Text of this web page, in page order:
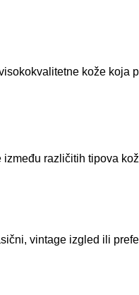
kože koja
različitih tipova
vintage izgled ili